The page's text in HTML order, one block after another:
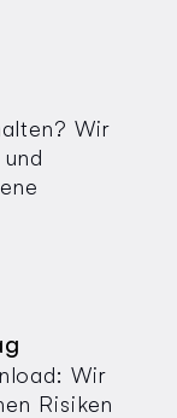
Wir
Wir
Risiken